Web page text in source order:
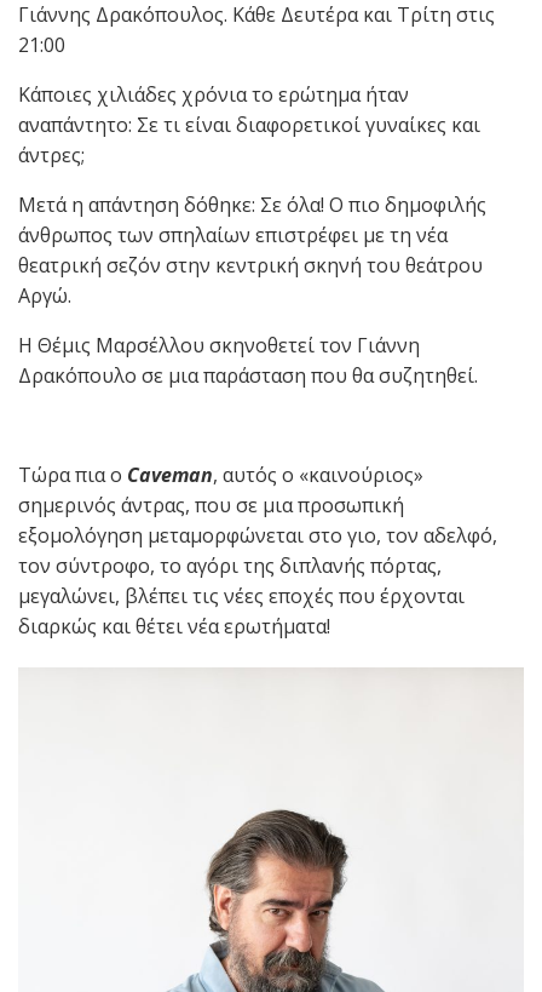
Γιάννης Δρακόπουλος. Κάθε Δευτέρα και Τρίτη στις
21:00
Κάποιες χιλιάδες χρόνια το ερώτημα ήταν
αναπάντητο: Σε τι είναι διαφορετικοί γυναίκες και
άντρες;
Μετά η απάντηση δόθηκε: Σε όλα! Ο πιο δημοφιλής
άνθρωπος των σπηλαίων επιστρέφει με τη νέα
θεατρική σεζόν στην κεντρική σκηνή του θεάτρου
Αργώ.
Η Θέμις Μαρσέλλου σκηνοθετεί τον Γιάννη
Δρακόπουλο σε μια παράσταση που θα συζητηθεί.
Τώρα πια ο Caveman, αυτός ο «καινούριος»
σημερινός άντρας, που σε μια προσωπική
εξομολόγηση μεταμορφώνεται στο γιο, τον αδελφό,
τον σύντροφο, το αγόρι της διπλανής πόρτας,
μεγαλώνει, βλέπει τις νέες εποχές που έρχονται
διαρκώς και θέτει νέα ερωτήματα!